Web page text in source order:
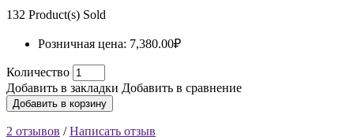
132 Product(s) Sold
Розничная цена: 7,380.00₽
Количество
Добавить в закладки Добавить в сравнение
Добавить в корзину
2 отзывов /Написать отзыв